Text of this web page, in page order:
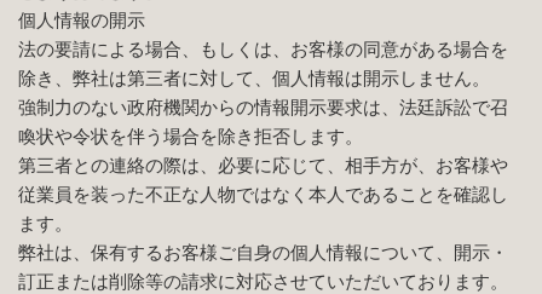
個人情報の開示
法の要請による場合、もしくは、お客様の同意がある場合を
除き、弊社は第三者に対して、個人情報は開示しません。
強制力のない政府機関からの情報開示要求は、法廷訴訟で召
喚状や令状を伴う場合を除き拒否します。
第三者との連絡の際は、必要に応じて、相手方が、お客様や
従業員を装った不正な人物ではなく本人であることを確認し
ます。
弊社は、保有するお客様ご自身の個人情報について、開示・
訂正または削除等の請求に対応させていただいております。